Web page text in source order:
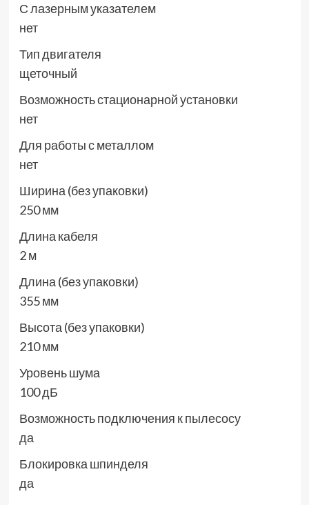
С лазерным указателем
нет
Тип двигателя
щеточный
Возможность стационарной установки
нет
Для работы с металлом
нет
Ширина (без упаковки)
250 мм
Длина кабеля
2 м
Длина (без упаковки)
355 мм
Высота (без упаковки)
210 мм
Уровень шума
100 дБ
Возможность подключения к пылесосу
да
Блокировка шпинделя
да